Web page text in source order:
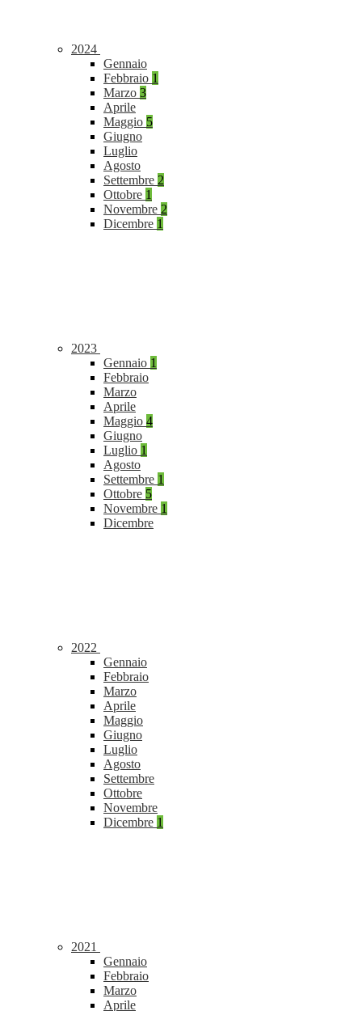
2024
Gennaio
Febbraio 1
Marzo 3
Aprile
Maggio 5
Giugno
Luglio
Agosto
Settembre 2
Ottobre 1
Novembre 2
Dicembre 1
2023
Gennaio 1
Febbraio
Marzo
Aprile
Maggio 4
Giugno
Luglio 1
Agosto
Settembre 1
Ottobre 5
Novembre 1
Dicembre
2022
Gennaio
Febbraio
Marzo
Aprile
Maggio
Giugno
Luglio
Agosto
Settembre
Ottobre
Novembre
Dicembre 1
2021
Gennaio
Febbraio
Marzo
Aprile